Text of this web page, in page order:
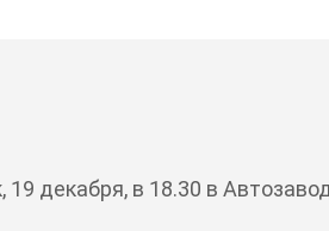
декабря, в 18.30 в